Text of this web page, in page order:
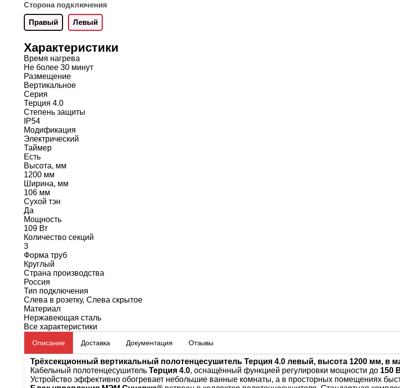
Сторона подключения
Правый Левый
Характеристики
Время нагрева
Не более 30 минут
Размещение
Вертикальное
Серия
Терция 4.0
Степень защиты
IP54
Модификация
Электрический
Таймер
Есть
Высота, мм
1200 мм
Ширина, мм
106 мм
Сухой тэн
Да
Мощность
109 Вт
Количество секций
3
Форма труб
Круглый
Страна производства
Россия
Тип подключения
Слева в розетку, Слева скрытое
Материал
Нержавеющая сталь
Все характеристики
Описание Доставка Документация Отзывы
Трёхсекционный вертикальный полотенцесушитель Терция 4.0 левый, высота 1200 мм, в
Кабельный полотенцесушитель Терция 4.0, оснащённый функцией регулировки мощности до 150
Устройство эффективно обогревает небольшие ванные комнаты, а в просторных помещениях